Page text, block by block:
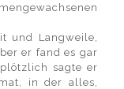
und Langweile,
er fand es gar
sagte er
in der alles,